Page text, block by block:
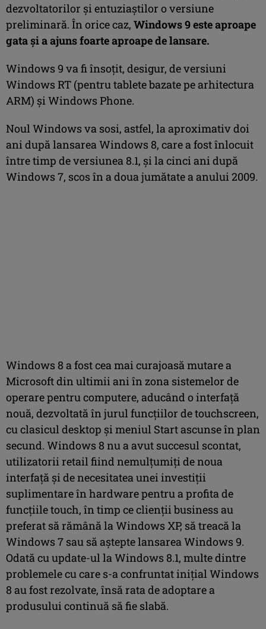
dezvoltatorilor și entuziaștilor o versiune
preliminară. În orice caz, Windows 9 este aproape
gata şi a ajuns foarte aproape de lansare.
Windows 9 va fi însoțit, desigur, de versiuni
Windows RT (pentru tablete bazate pe arhitectura
ARM) și Windows Phone.
Noul Windows va sosi, astfel, la aproximativ doi
ani după lansarea Windows 8, care a fost înlocuit
între timp de versiunea 8.1, şi la cinci ani după
Windows 7, scos în a doua jumătate a anului 2009.
Windows 8 a fost cea mai curajoasă mutare a
Microsoft din ultimii ani în zona sistemelor de
operare pentru computere, aducând o interfaţă
nouă, dezvoltată în jurul funcţiilor de touchscreen,
cu clasicul desktop şi meniul Start ascunse în plan
secund. Windows 8 nu a avut succesul scontat,
utilizatorii retail fiind nemulţumiţi de noua
interfaţă şi de necesitatea unei investiţii
suplimentare în hardware pentru a profita de
funcţiile touch, în timp ce clienţii business au
preferat să rămână la Windows XP, să treacă la
Windows 7 sau să aştepte lansarea Windows 9.
Odată cu update-ul la Windows 8.1, multe dintre
problemele cu care s-a confruntat iniţial Windows
8 au fost rezolvate, însă rata de adoptare a
produsului continuă să fie slabă.